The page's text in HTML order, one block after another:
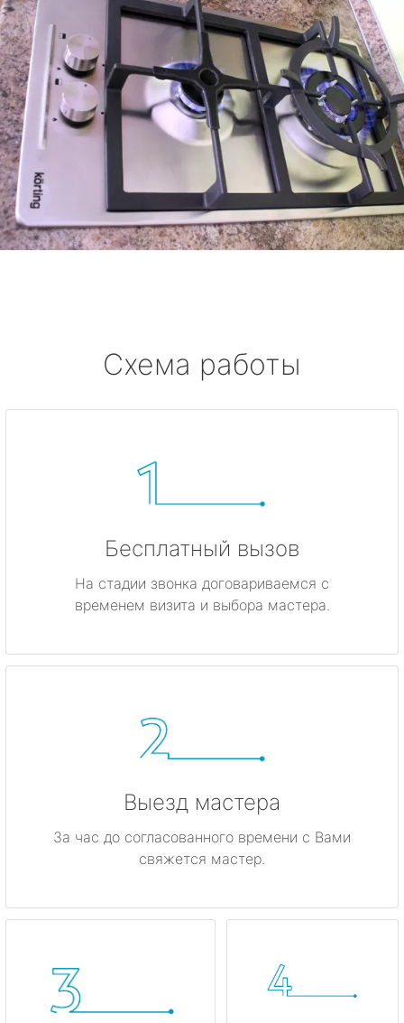
Схема работы
Бесплатный вызов
На стадии звонка договариваемся с
временем визита и выбора мастера.
Выезд мастера
За час до согласованного времени с Вами
свяжется мастер.